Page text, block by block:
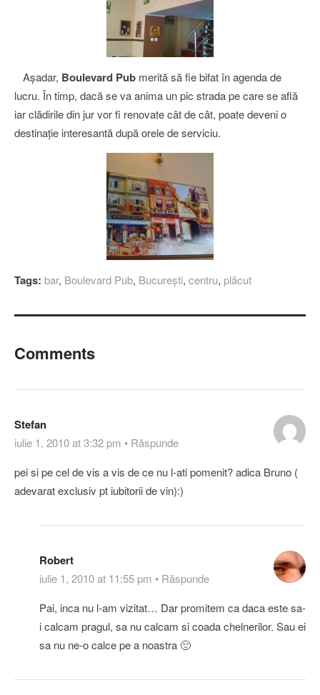
Aşadar, Boulevard Pub merită să fie bifat în agenda de
lucru. În timp, dacă se va anima un pic strada pe care se află
iar clădirile din jur vor fi renovate cât de cât, poate deveni o
destinaţie interesantă după orele de serviciu.
Tags: bar, Boulevard Pub, Bucureşti, centru, plăcut
Comments
Stefan
iulie 1, 2010 at 3:32 pm • Răspunde
pei si pe cel de vis a vis de ce nu l-ati pomenit? adica Bruno (
adevarat exclusiv pt iubitorii de vin):)
Robert
iulie 1, 2010 at 11:55 pm • Răspunde
Pai, inca nu l-am vizitat… Dar promitem ca daca este sa-
i calcam pragul, sa nu calcam si coada chelnerilor. Sau ei
sa nu ne-o calce pe a noastra 🙂